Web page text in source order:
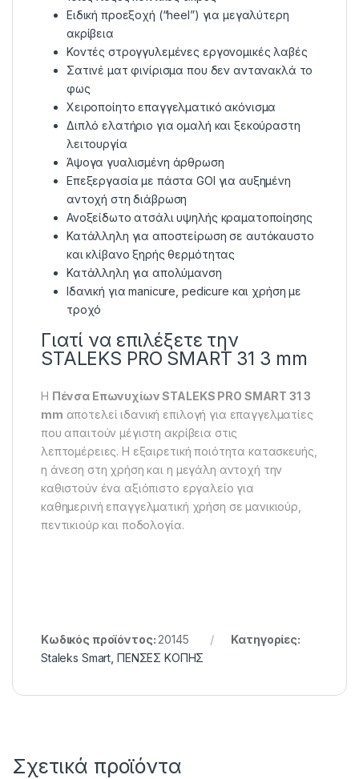
Ειδική προεξοχή (“heel”) για μεγαλύτερη
ακρίβεια
Κοντές στρογγυλεμένες εργονομικές λαβές
Σατινέ ματ φινίρισμα που δεν αντανακλά το
φως
Χειροποίητο επαγγελματικό ακόνισμα
Διπλό ελατήριο για ομαλή και ξεκούραστη
λειτουργία
Άψογα γυαλισμένη άρθρωση
Επεξεργασία με πάστα GOI για αυξημένη
αντοχή στη διάβρωση
Ανοξείδωτο ατσάλι υψηλής κραματοποίησης
Κατάλληλη για αποστείρωση σε αυτόκαυστο
και κλίβανο ξηρής θερμότητας
Κατάλληλη για απολύμανση
Ιδανική για manicure, pedicure και χρήση με
τροχό
Γιατί να επιλέξετε την
STALEKS PRO SMART 31 3 mm
Η Πένσα Επωνυχίων STALEKS PRO SMART 31 3
mm αποτελεί ιδανική επιλογή για επαγγελματίες
που απαιτούν μέγιστη ακρίβεια στις
λεπτομέρειες. Η εξαιρετική ποιότητα κατασκευής,
η άνεση στη χρήση και η μεγάλη αντοχή την
καθιστούν ένα αξιόπιστο εργαλείο για
καθημερινή επαγγελματική χρήση σε μανικιούρ,
πεντικιούρ και ποδολογία.
Κωδικός προϊόντος: 20145
Κατηγορίες:
Staleks Smart ΠΕΝΣΕΣ KOΠΗΣ
Σχετικά προϊόντα